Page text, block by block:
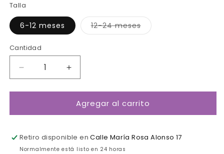
Talla
6-12 meses 12-24 mesesVariante
agotada
Cantidad
Cantidad
Reducir
cantidad
para
UPF
Fresa-
Zoocchini
Aumentar
cantidad
para
Gorro
UPF
Fresa-
Zoocchini
Agregar al carrito
Retiro disponible enCalle María Rosa Alonso 17
Normalmente está listo en 24 horas